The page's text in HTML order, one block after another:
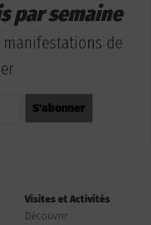
par semaine
de
Visites et Activités
Découvrir